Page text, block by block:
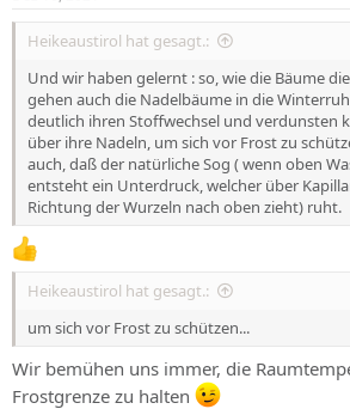
Heikeaustirol hat gesagt.:
Und wir haben gelernt : so, wie die Bäume
gehen auch die Nadelbäume in die
deutlich ihren Stoffwechsel und verdunsten
über ihre Nadeln, um sich vor Frost zu
auch, daß der natürliche Sog ( wenn oben
entsteht ein Unterdruck, welcher über
Richtung der Wurzeln nach oben zieht) ruht.
Heikeaustirol hat gesagt.:
um sich vor Frost zu schützen...
Wir bemühen uns immer, die
Frostgrenze zu halten